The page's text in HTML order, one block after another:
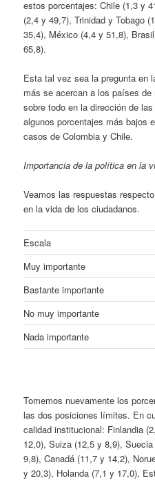
estos porcentajes: Chile (1,3 y
(2,4 y 49,7), Trinidad y Tobago
35,4), México (4,4 y 51,8),
65,8).
Esta tal vez sea la pregunta en
más se acercan a los países
sobre todo en la dirección de
algunos porcentajes más bajos
casos de Colombia y Chile.
Importancia de la política en la
Veamos las respuestas
en la vida de los ciudadanos.
Escala
Muy importante
Bastante importante
No muy importante
Nada importante
Tomemos nuevamente los
las dos posiciones límites. En
calidad institucional: Finlandia
12,0), Suiza (12,5 y 8,9),
9,8), Canadá (11,7 y 14,2),
y 20,3), Holanda (7,1 y 17,0),